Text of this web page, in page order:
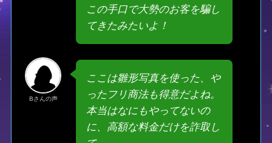
この手口で大勢のお客を騙し
てきたみたいよ！
Bさんの声
ここは雛形写真を使った、や
ったフリ商法も得意だよね。
本当はなにもやってないの
に、高額な料金だけを詐取し